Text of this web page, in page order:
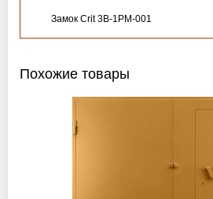
Замок Crit 3B-1PM-001
Похожие товары